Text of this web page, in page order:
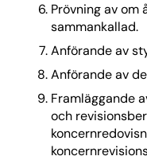
Prövning av
sammankallad.
Anförande av
Anförande av
Framläggande
och